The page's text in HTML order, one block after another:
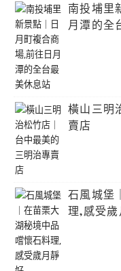
南投埔里
月潭的全
橫山三明
賣店
石風城堡
理,感受歲